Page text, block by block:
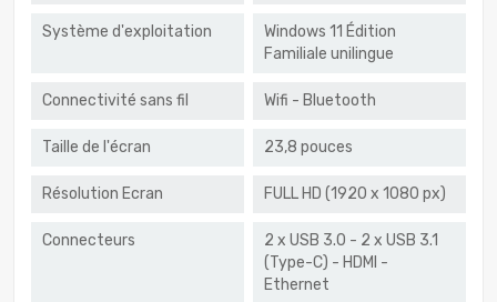
Système d'exploitation
Windows 11 Édition
Familiale unilingue
Connectivité sans fil Wifi - Bluetooth
Taille de l'écran 23,8 pouces
Résolution Ecran FULL HD (1920 x 1080 px)
Connecteurs
2 x USB 3.0 - 2 x USB 3.1
(Type-C) - HDMI -
Ethernet